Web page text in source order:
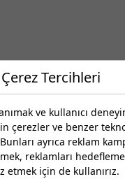
Tercihleri
ve kullanıcı
çerezler ve benzer
ayrıca reklam
reklamları
etmek için de kullanırız.